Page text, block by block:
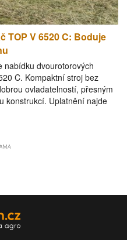
TOP V 6520 C: Boduje
nabídku dvourotorových
C. Kompaktní stroj bez
ovladatelností, přesným
konstrukcí. Uplatnění najde